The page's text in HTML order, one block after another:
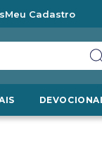
Meu Cadastro